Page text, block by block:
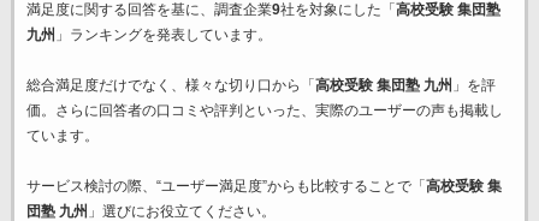
満足度に関する回答を基に、調査企業9社を対象にした「 高校受験 集団塾
九州 」ランキングを発表しています。
総合満足度だけでなく、様々な切り口から「 高校受験 集団塾 九州 」を評
価。さらに回答者の口コミや評判といった、実際のユーザーの声も掲載し
ています。
サービス検討の際、“ユーザー満足度”からも比較することで「 高校受験 集
団塾 九州 」選びにお役立てください。